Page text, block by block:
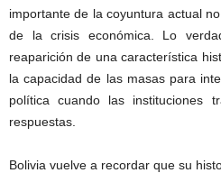
importante de la coyuntura actual
de la crisis económica. Lo
reaparición de una característica
la capacidad de las masas para
política cuando las instituciones
respuestas.
Bolivia vuelve a recordar que su